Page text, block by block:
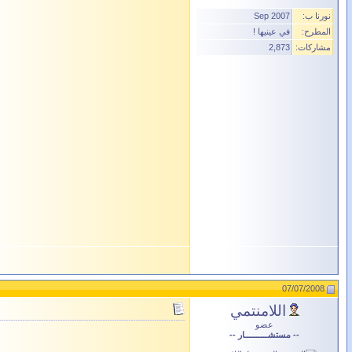
نورنا ب:
Sep 2007
المطرح:
في عينيها !
مشاركات:
2,873
07/07/2008
اللامنتمي
عضو
-- مستشــــــــــار --